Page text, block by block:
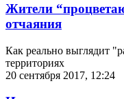
Жители
отчаяния
Как реально выглядит
территориях
20 сентября 2017, 12:24